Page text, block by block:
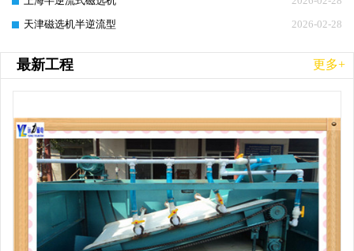
2026-02-28
天津磁选机半逆流型
最新工程 更多+